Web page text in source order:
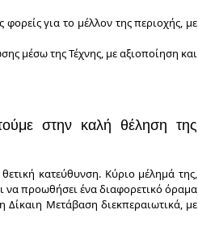
για το μέλλον της περιοχής, με
μέσω της Τέχνης, με αξιοποίηση και
στην καλή θέληση της
κατεύθυνση. Κύριο μέλημά της,
να προωθήσει ένα διαφορετικό όραμα
Δίκαιη Μετάβαση διεκπεραιωτικά, με